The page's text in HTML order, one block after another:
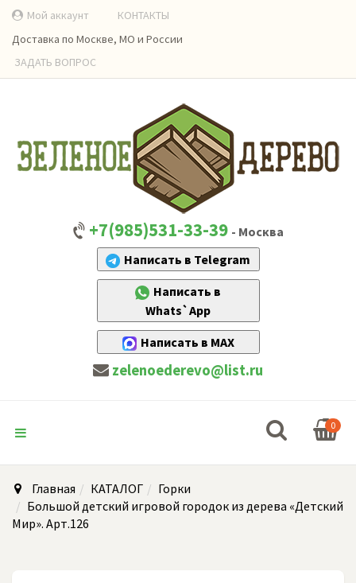
Мой аккаунт
КОНТАКТЫ
Доставка по Москве, МО и России
ЗАДАТЬ ВОПРОС
+7(985)531-33-39 - Москва
Написать в Telegram
Написать в
Whats`App
Написать в MAX
zelenoederevo@list.ru
0
Главная КАТАЛОГ
Горки
Большой детский игровой городок из дерева «Детский
Мир». Арт.126